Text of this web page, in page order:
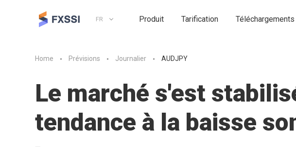
FR Produit Tarification
Home Prévisions Journalier AUDJPY
Le marché s'est
tendance à la baisse